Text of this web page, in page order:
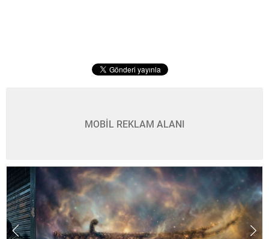
MOBİL REKLAM ALANI